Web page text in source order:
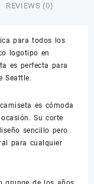
REVIEWS (0)
para todos los
logotipo en
es perfecta para
Seattle.
es cómoda
Su corte
sencillo pero
para cualquier